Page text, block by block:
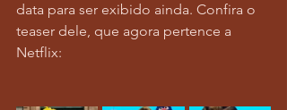
data para ser exibido ainda. Confira o
teaser dele, que agora pertence a
Netflix: